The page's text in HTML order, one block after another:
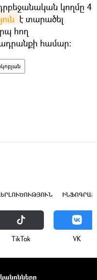
կողմը 4
է տարածել
հող
համար։
ТikТоk VK